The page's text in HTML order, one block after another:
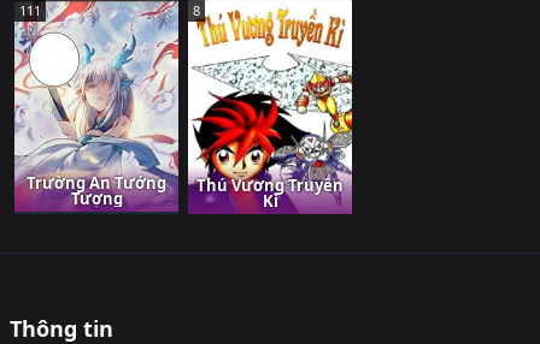
111
Trường An Tưởng
Tượng
8
Thú Vương Truyền
Kì
Thông tin